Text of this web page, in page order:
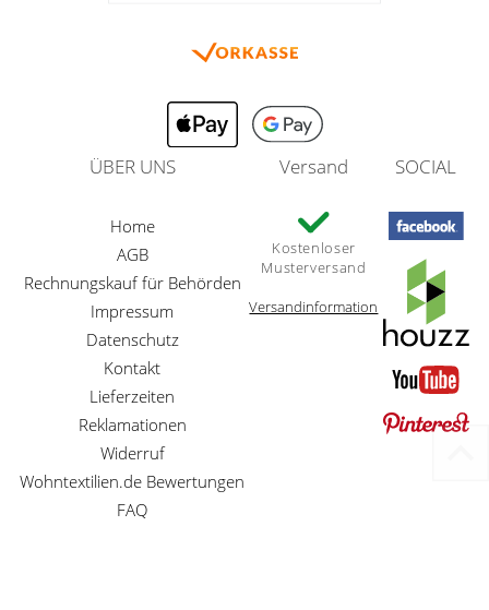
ÜBER UNS
Home
AGB
Rechnungskauf für Behörden
Impressum
Datenschutz
Kontakt
Lieferzeiten
Reklamationen
Widerruf
Wohntextilien.de Bewertungen
FAQ
Versand
Kostenloser
Musterversand
Versandinformation
SOCIAL